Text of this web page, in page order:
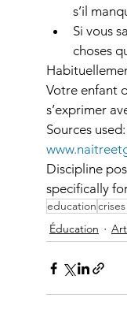
s’il
Si vous
choses
Votre enfant
s’exprimer
Sources
Discipline
specifically
education
Éducation